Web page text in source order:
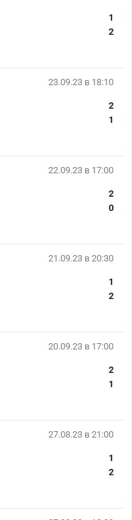
1
2
23.09.23 в 18:10
2
1
22.09.23 в 17:00
2
0
21.09.23 в 20:30
1
2
20.09.23 в 17:00
2
1
27.08.23 в 21:00
1
2